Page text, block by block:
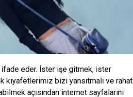
ifade eder. İster işe gitmek, ister
kıyafetlerimiz bizi yansıtmalı ve rahat
açısından internet sayfalarını